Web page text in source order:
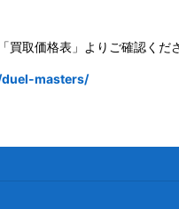
買取価格表」よりご確認くだ
masters/